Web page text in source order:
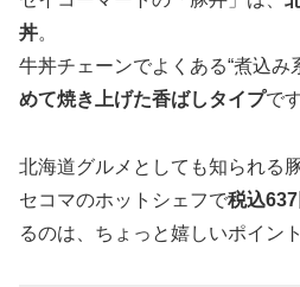
丼。
牛丼チェーンでよくある“煮込み
めて焼き上げた香ばしタイプで
北海道グルメとしても知られる豚
セコマのホットシェフで税込637
るのは、ちょっと嬉しいポイント